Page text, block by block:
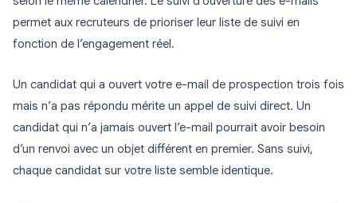
permet aux recruteurs de prioriser leur liste de suivi en
fonction de l’engagement réel.
Un candidat qui a ouvert votre e-mail de prospection trois fois
mais n’a pas répondu mérite un appel de suivi direct. Un
candidat qui n’a jamais ouvert l’e-mail pourrait avoir besoin
d’un renvoi avec un objet différent en premier. Sans suivi,
chaque candidat sur votre liste semble identique.